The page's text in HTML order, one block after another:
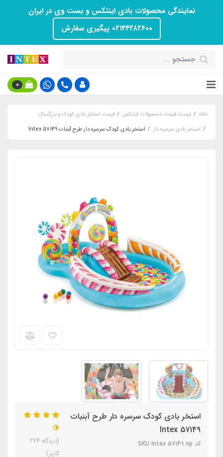
نمایندگی محصولات بادی اینتکس و بست وی در ایران
۰۲۱۴۴۲۸۲۶۰۰ پیگیری سفارش
0
خانه لیست قیمت محصولات اینتکس
قیمت استخر بادی کودک و بزرگسال
استخر بادی سرسره دار
استخر بادی کودک سرسره دار طرح آبنبات Intex 57149
استخر بادی کودک سرسره دار طرح آبنبات
Intex 57149
کد SKU Intex 57149 np
(دیدگاه 274
کاربر)